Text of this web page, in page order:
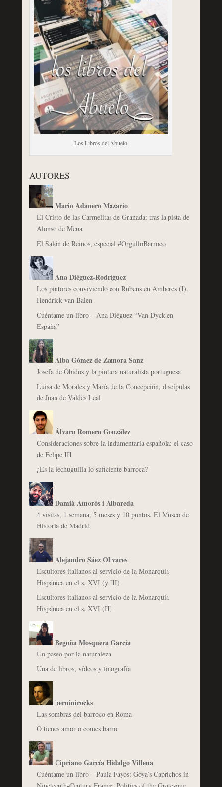
Los Libros del Abuelo
AUTORES
Mario Adanero Mazarío
El Cristo de las Carmelitas de Granada: tras la pista de
Alonso de Mena
El Salón de Reinos, especial #OrgulloBarroco
Ana Diéguez-Rodríguez
Los pintores conviviendo con Rubens en Amberes (I).
Hendrick van Balen
Cuéntame un libro – Ana Diéguez “Van Dyck en
España”
Alba Gómez de Zamora Sanz
Josefa de Óbidos y la pintura naturalista portuguesa
Luisa de Morales y María de la Concepción, discípulas
de Juan de Valdés Leal
Álvaro Romero González
Consideraciones sobre la indumentaria española: el caso
de Felipe III
¿Es la lechuguilla lo suficiente barroca?
Damià Amorós i Albareda
4 visitas, 1 semana, 5 meses y 10 puntos. El Museo de
Historia de Madrid
Alejandro Sáez Olivares
Escultores italianos al servicio de la Monarquía
Hispánica en el s. XVI (y III)
Escultores italianos al servicio de la Monarquía
Hispánica en el s. XVI (II)
Begoña Mosquera García
Un paseo por la naturaleza
Una de libros, vídeos y fotografía
berninirocks
Las sombras del barroco en Roma
O tienes amor o comes barro
Cipriano García Hidalgo Villena
Cuéntame un libro – Paula Fayos: Goya’s Caprichos in